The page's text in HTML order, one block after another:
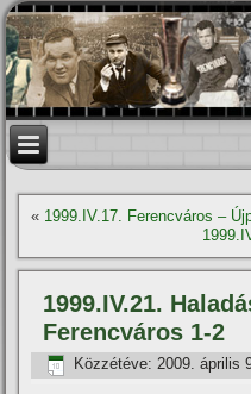
« 1999.IV.17. Ferencváros –
1999.IV.21.
Ferencváros 1-2
Közzétéve: 2009. április